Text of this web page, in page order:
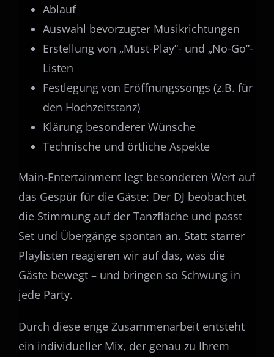
Ablauf
Auswahl bevorzugter Musikrichtungen
Erstellung von „Must-Play”- und „No-Go”-
Listen
Festlegung von Eröffnungssongs (z.B. für
den Hochzeitstanz)
Klärung besonderer Wünsche
Technische und örtliche Aspekte
Main-Entertainment legt besonderen Wert auf
das Gespür für die Gäste: Der DJ beobachtet
die Stimmung auf der Tanzfläche und passt
Set und Übergänge spontan an. Statt starrer
Playlisten reagieren wir auf das, was die
Gäste bewegt – und bringen so Schwung in
jede Party.
Durch diese enge Zusammenarbeit entsteht
ein individueller Mix, der genau zu Ihrem